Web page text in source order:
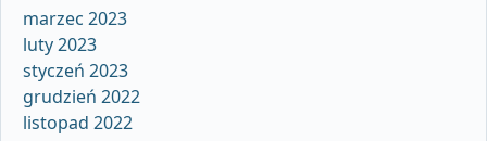
marzec 2023
luty 2023
styczeń 2023
grudzień 2022
listopad 2022